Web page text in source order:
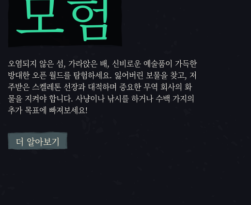
오염되지 않은 섬, 가라앉은 배, 신비로운 예술품이 가득한
방대한 오픈 월드를 탐험하세요. 잃어버린 보물을 찾고, 저
주받은 스켈레톤 선장과 대적하며 중요한 무역 회사의 화
물을 지켜야 합니다. 사냥이나 낚시를 하거나 수백 가지의
추가 목표에 빠져보세요!
더 알아보기